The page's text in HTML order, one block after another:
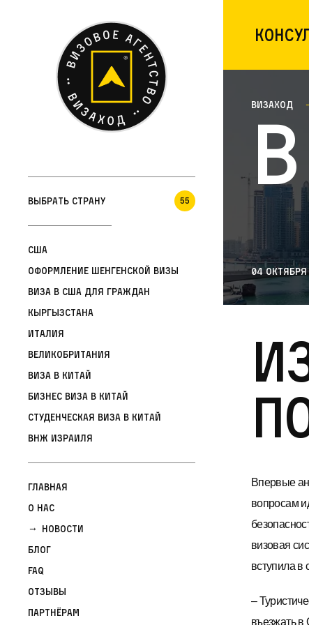
Выбрать страну 55
США
Оформление шенгенской визы
Виза в США для граждан
Кыргызстана
Италия
Великобритания
Виза в Китай
Бизнес виза в Китай
Студенческая виза в Китай
ВНЖ Израиля
Главная
О нас
Новости
Блог
FAQ
Отзывы
Партнёрам
Визаход
04 октября
Впервые
вопросам
визовая
вступила в
–
въезжать в